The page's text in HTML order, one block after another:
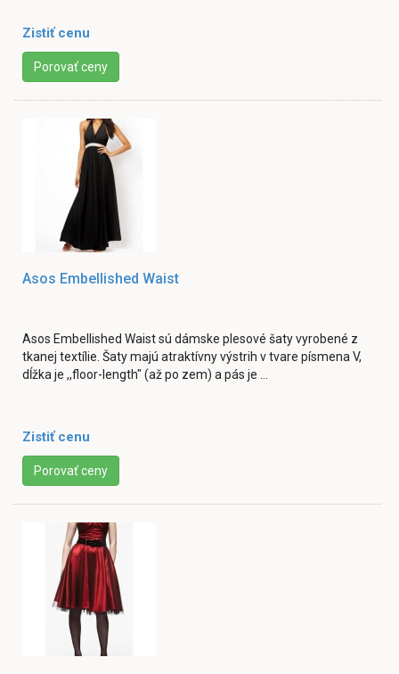
Zistiť cenu
Porovať ceny
Asos Embellished Waist
Asos Embellished Waist sú dámske plesové šaty vyrobené z
tkanej textílie. Šaty majú atraktívny výstrih v tvare písmena V,
dĺžka je ,,floor-length" (až po zem) a pás je ...
Zistiť cenu
Porovať ceny